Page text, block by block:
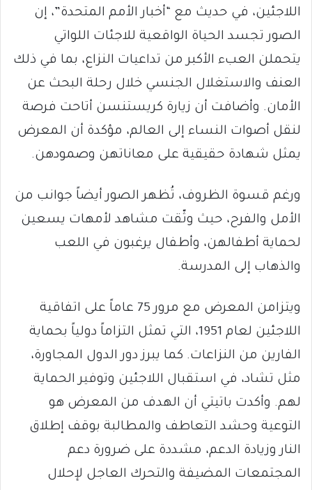
اللاجئين، في حديث مع “أخبار الأمم المتحدة”، إن
الصور تجسد الحياة الواقعية للاجئات اللواتي
يتحملن العبء الأكبر من تداعيات النزاع، بما في ذلك
العنف والاستغلال الجنسي خلال رحلة البحث عن
الأمان. وأضافت أن زيارة كريستنسن أتاحت فرصة
لنقل أصوات النساء إلى العالم، مؤكدة أن المعرض
يمثل شهادة حقيقية على معاناتهن وصمودهن.
ورغم قسوة الظروف، تُظهر الصور أيضاً جوانب من
الأمل والفرح، حيث وثّقت مشاهد لأمهات يسعين
لحماية أطفالهن، وأطفال يرغبون في اللعب
والذهاب إلى المدرسة.
ويتزامن المعرض مع مرور 75 عاماً على اتفاقية
اللاجئين لعام 1951، التي تمثل التزاماً دولياً بحماية
الفارين من النزاعات. كما يبرز دور الدول المجاورة،
مثل تشاد، في استقبال اللاجئين وتوفير الحماية
لهم. وأكدت باتيتي أن الهدف من المعرض هو
التوعية وحشد التعاطف والمطالبة بوقف إطلاق
النار وزيادة الدعم، مشددة على ضرورة دعم
المجتمعات المضيفة والتحرك العاجل لإحلال